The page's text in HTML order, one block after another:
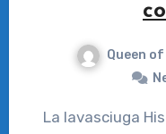
Queen
La lavasciuga Hisense WDQE8014EVJM offre